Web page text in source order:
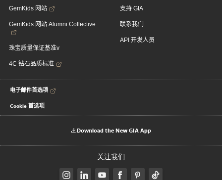
GemKids 网站
GemKids 网站 Alumni Collective
珠宝质量保证基准v
4C 钻石品质标准
支持 GIA
联系我们
API 开发人员
电子邮件首选项
Cookie 首选项
Download the New GIA App
关注我们